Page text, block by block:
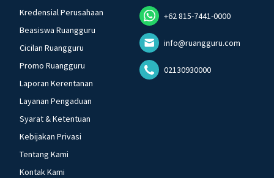
Kredensial Perusahaan
Beasiswa Ruangguru
Cicilan Ruangguru
Promo Ruangguru
Laporan Kerentanan
Layanan Pengaduan
Syarat & Ketentuan
Kebijakan Privasi
Tentang Kami
Kontak Kami
+62 815-7441-0000
info@ruangguru.com
02130930000